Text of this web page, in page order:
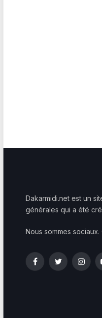
Dakarmidi.net est un
générales qui a été
Nous sommes
FacebookTwitter